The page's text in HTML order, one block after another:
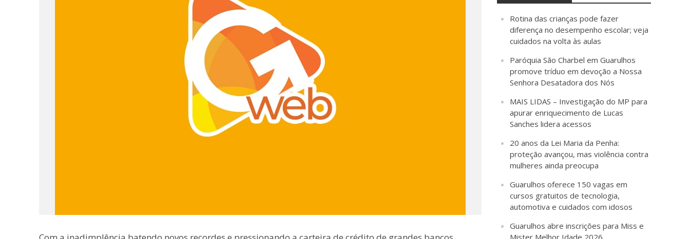
Rotina das crianças pode fazer
diferença no desempenho escolar; veja
cuidados na volta às aulas
Paróquia São Charbel em Guarulhos
promove tríduo em devoção a Nossa
Senhora Desatadora dos Nós
MAIS LIDAS – Investigação do MP para
apurar enriquecimento de Lucas
Sanches lidera acessos
20 anos da Lei Maria da Penha:
proteção avançou, mas violência contra
mulheres ainda preocupa
Guarulhos oferece 150 vagas em
cursos gratuitos de tecnologia,
automotiva e cuidados com idosos
Guarulhos abre inscrições para Miss e